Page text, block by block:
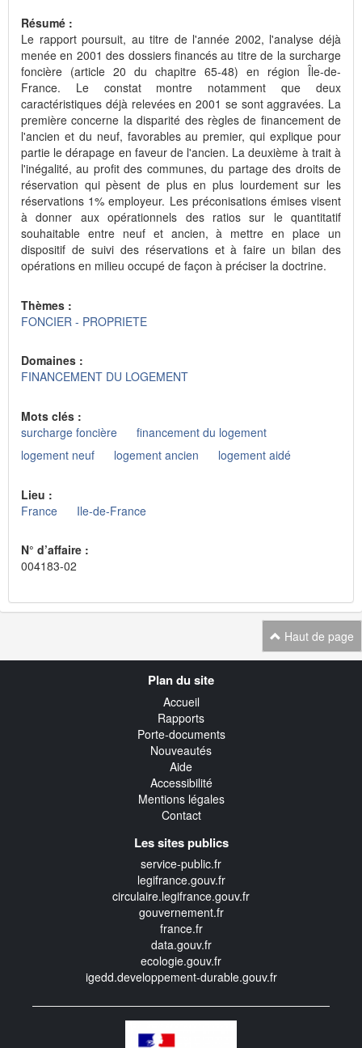
Résumé :
Le rapport poursuit, au titre de l'année 2002, l'analyse déjà
menée en 2001 des dossiers financés au titre de la surcharge
foncière (article 20 du chapitre 65-48) en région Île-de-
France. Le constat montre notamment que deux
caractéristiques déjà relevées en 2001 se sont aggravées. La
première concerne la disparité des règles de financement de
l'ancien et du neuf, favorables au premier, qui explique pour
partie le dérapage en faveur de l'ancien. La deuxième à trait à
l'inégalité, au profit des communes, du partage des droits de
réservation qui pèsent de plus en plus lourdement sur les
réservations 1% employeur. Les préconisations émises visent
à donner aux opérationnels des ratios sur le quantitatif
souhaitable entre neuf et ancien, à mettre en place un
dispositif de suivi des réservations et à faire un bilan des
opérations en milieu occupé de façon à préciser la doctrine.
Thèmes :
FONCIER - PROPRIETE
Domaines :
FINANCEMENT DU LOGEMENT
Mots clés :
surcharge foncière
financement du logement
logement neuf
logement ancien logement aidé
Lieu :
France
Ile-de-France
N° d’affaire :
004183-02
Haut de page
Plan du site
Accueil
Rapports
Porte-documents
Nouveautés
Aide
Accessibilité
Mentions légales
Contact
Les sites publics
service-public.fr
legifrance.gouv.fr
circulaire.legifrance.gouv.fr
gouvernement.fr
france.fr
data.gouv.fr
ecologie.gouv.fr
igedd.developpement-durable.gouv.fr